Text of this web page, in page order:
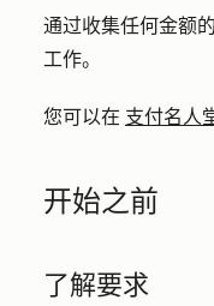
通过收集任何金额
工作。
您可以在 支付名人
开始之前
了解要求